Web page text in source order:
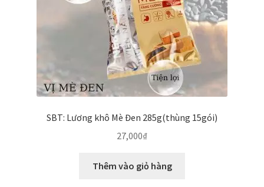
SBT: Lương khô Mè Đen 285g(thùng 15gói)
27,000₫
Thêm vào giỏ hàng